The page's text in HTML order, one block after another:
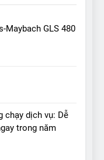
Maybach GLS 480
chạy dịch vụ: Dễ
trong năm